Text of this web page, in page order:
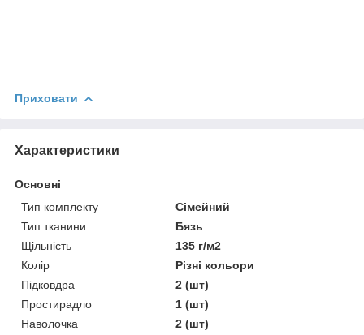
Приховати
Характеристики
Основні
Тип комплекту
Сімейний
Тип тканини
Бязь
Щільність
135 г/м2
Колір
Різні кольори
Підковдра
2 (шт)
Простирадло
1 (шт)
Наволочка
2 (шт)